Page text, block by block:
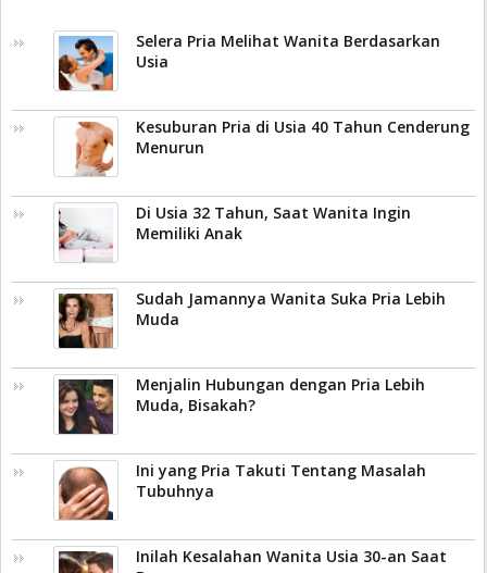
Selera Pria Melihat Wanita Berdasarkan
Usia
Kesuburan Pria di Usia 40 Tahun Cenderung
Menurun
Di Usia 32 Tahun, Saat Wanita Ingin
Memiliki Anak
Sudah Jamannya Wanita Suka Pria Lebih
Muda
Menjalin Hubungan dengan Pria Lebih
Muda, Bisakah?
Ini yang Pria Takuti Tentang Masalah
Tubuhnya
Inilah Kesalahan Wanita Usia 30-an Saat